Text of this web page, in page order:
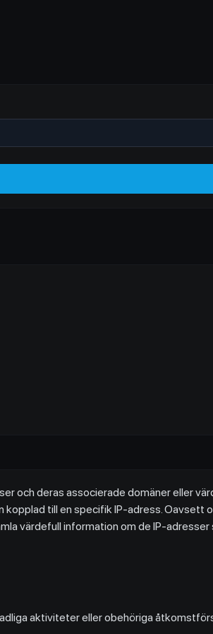
och deras associerade domäner eller
till en specifik IP-adress. Oavsett
värdefull information om de IP-adresser
aktiviteter eller obehöriga